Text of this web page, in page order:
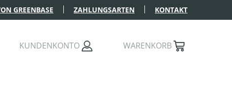
GREENBASE ZAHLUNGSARTEN KONTAKT
KUNDENKONTO WARENKORB